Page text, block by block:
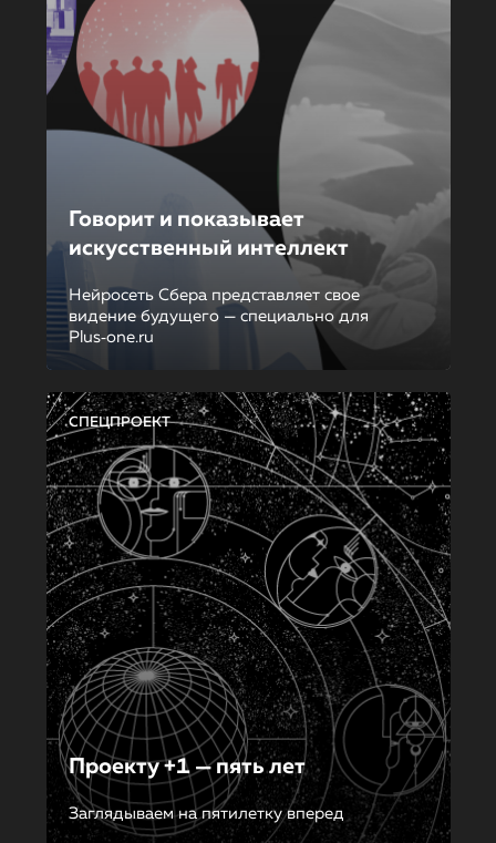
Говорит и показывает
искусственный интеллект
Нейросеть Сбера представляет свое
видение будущего — специально для
Plus‑one.ru
СПЕЦПРОЕКТ
Проекту +1 — пять лет
Заглядываем на пятилетку вперед